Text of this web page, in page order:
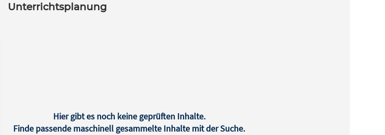
Unterrichtsplanung
Hier gibt es noch keine geprüften Inhalte.
Finde passende maschinell gesammelte Inhalte mit der Suche.